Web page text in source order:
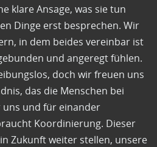
klare Ansage, was sie tun
Dinge erst besprechen. Wir
in dem beides vereinbar ist
und angeregt fühlen.
doch wir freuen uns
das die Menschen bei
und für einander
Koordinierung. Dieser
Zukunft weiter stellen, unsere